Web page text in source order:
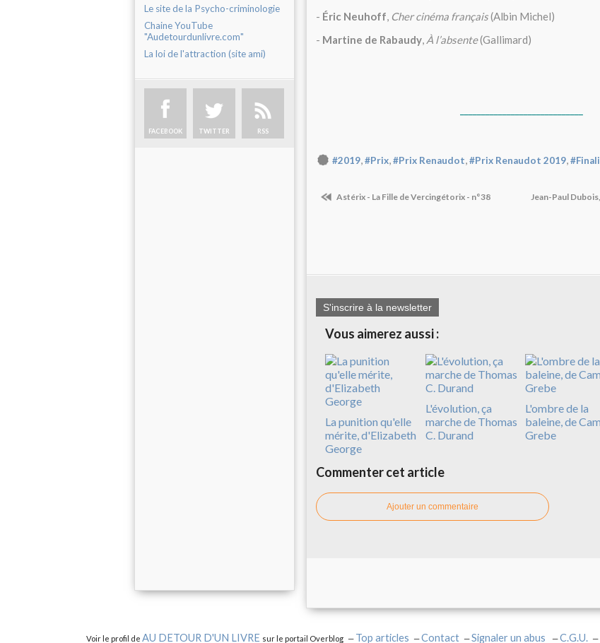
Le site de la Psycho-criminologie
Chaine YouTube
"Audetourdunlivre.com"
La loi de l'attraction (site ami)
FACEBOOK TWITTER RSS
- Éric Neuhoff, Cher cinéma français(Albin Michel)
- Martine de Rabaudy, À l’absente(Gallimard)
#2019,#Prix,#Prix Renaudot,#Prix Renaudot 2019,
Astérix - La Fille de Vercingétorix - n°38 Jean-Paul
S'inscrire à la newsletter
Vous aimerez aussi :
La punition qu'elle
mérite, d'Elizabeth
George
L'évolution, ça
marche de Thomas
C. Durand
L'ombre de la
baleine, de
Grebe
Commenter cet article
Ajouter un commentaire
Voir le profil de AU DETOUR D'UN LIVRE sur le portail Overblog Top articles Contact Signaler un abus C.G.U.